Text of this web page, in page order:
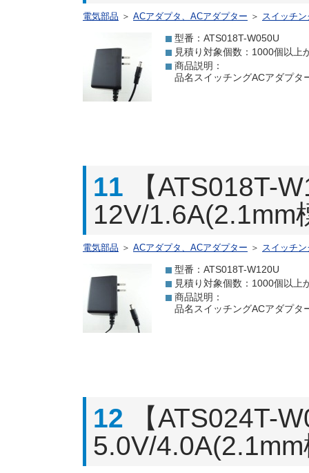
電気部品 ＞ ACアダプタ、ACアダプター ＞ スイッチ
型番：ATS018T-W050U
見積り対象個数：1000個以上
商品説明：
品名スイッチングACアダプタ
11
【ATS018T-
12V/1.6A(2.1mm
電気部品 ＞ ACアダプタ、ACアダプター ＞ スイッチ
型番：ATS018T-W120U
見積り対象個数：1000個以上
商品説明：
品名スイッチングACアダプタ
12
【ATS024T-
5.0V/